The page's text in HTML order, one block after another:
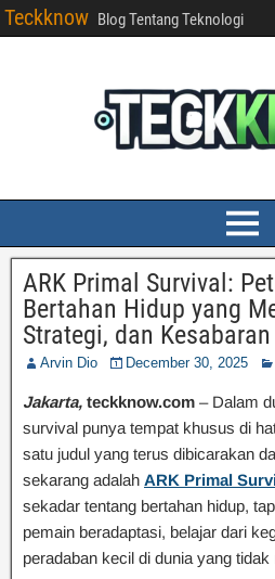
Teckknow Blog Tentang Teknologi
ARK Primal Survival:
Bertahan Hidup yang
Strategi, dan
Arvin Dio December 30, 2025
Jakarta, teckknow.com – Dalam
survival punya tempat khusus di
satu judul yang terus dibicarakan
sekarang adalah ARK Primal
sekadar tentang bertahan hidup,
pemain beradaptasi, belajar dari
peradaban kecil di dunia yang tidak